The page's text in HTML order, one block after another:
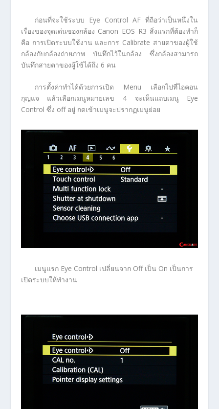
ก่อนที่จะใช้ระบบ Eye Control AF ที่ถือว่าเป็นหนึ่งใน
เรื่องของจุดเด่นของกล้อง Canon EOS R3 สิ่งแรกที่ต้องทำก็
คือ การเปิดระบบใช้งาน และการ Calibrate สายตาของผู้ใช้
กล้องกับกล้องถ่ายภาพ บันทึกไว้ในกล้อง ซึ่งกล้องสามารถ
บันทึกสายตาของผู้ใช้ได้ถึง 6 คน
การตั้งค่าทำได้ด้วยการเปิด Menu เลือกไปที่ไอคอน
กุญแจ แล้วเลือกเมนูหมายเลข 4 จะเห็นแถบเมนู Eye
Control ซึ่ง off อยู่ กดเข้าเมนูจะปรากฏเมนูย่อย
เมนูแรก Eye Control เปลี่ยนจาก Off เป็น On เป็นการ
เปิดระบบให้ทำงาน